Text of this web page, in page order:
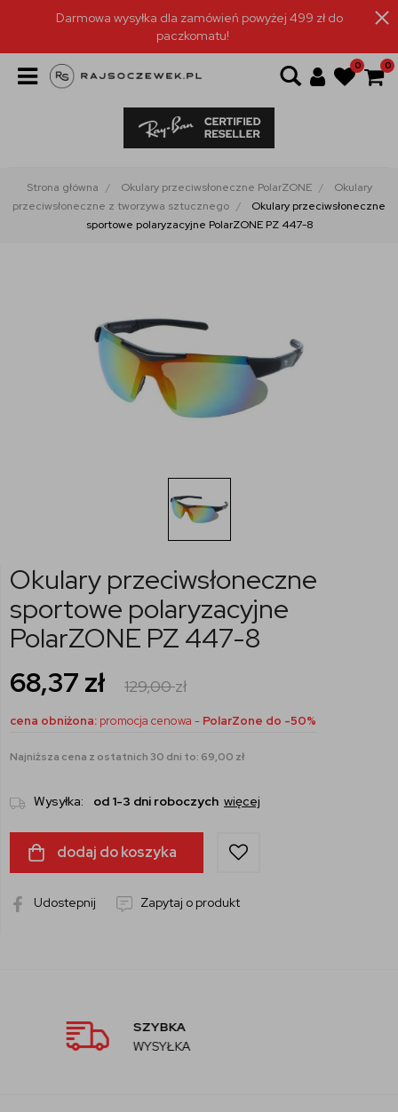
Darmowa wysyłka dla zamówień powyżej 499 zł do
paczkomatu!
0 0
Strona główna Okulary przeciwsłoneczne PolarZONE
Okulary
przeciwsłoneczne z tworzywa sztucznego
Okulary przeciwsłoneczne
sportowe polaryzacyjne PolarZONE PZ 447-8
Okulary przeciwsłoneczne
sportowe polaryzacyjne
PolarZONE PZ 447-8
68,37 zł 129,00zł
cena obniżona: promocja cenowa - PolarZone do -50%
Najniższa cena z ostatnich 30 dni to: 69,00 zł
Wysyłka: od 1-3 dni roboczych więcej
dodaj do koszyka
Udostepnij Zapytaj o produkt